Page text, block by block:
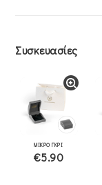
Συσκευασίες
ΜΙΚΡΟ ΓΚΡΙ
€5.90